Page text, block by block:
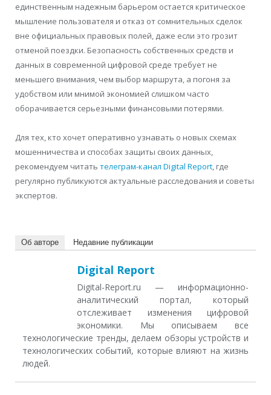
единственным надежным барьером остается критическое
мышление пользователя и отказ от сомнительных сделок
вне официальных правовых полей, даже если это грозит
отменой поездки. Безопасность собственных средств и
данных в современной цифровой среде требует не
меньшего внимания, чем выбор маршрута, а погоня за
удобством или мнимой экономией слишком часто
оборачивается серьезными финансовыми потерями.
Для тех, кто хочет оперативно узнавать о новых схемах
мошенничества и способах защиты своих данных,
рекомендуем читать телеграм-канал Digital Report, где
регулярно публикуются актуальные расследования и советы
экспертов.
Об авторе Недавние публикации
Digital Report
Digital-Report.ru — информационно-
аналитический портал, который
отслеживает изменения цифровой
экономики. Мы описываем все
технологические тренды, делаем обзоры устройств и
технологических событий, которые влияют на жизнь
людей.